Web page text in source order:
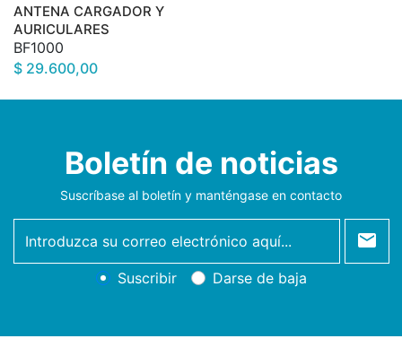
ANTENA CARGADOR Y
AURICULARES
BF1000
$ 29.600,00
Boletín de noticias
Suscríbase al boletín y manténgase en contacto
newsletter
Suscribir Darse de baja